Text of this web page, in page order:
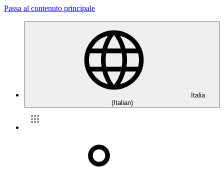
Passa al contenuto principale
Italia
(Italian)